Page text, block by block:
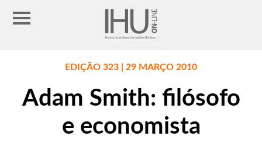
EDIÇÃO 323 | 29 MARÇO 2010
Adam Smith: filósofo
e economista